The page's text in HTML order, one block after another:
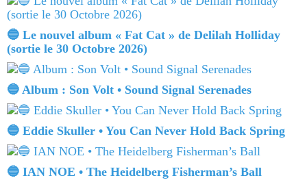
🔵 Le nouvel album « Fat Cat » de Delilah Holliday
(sortie le 30 Octobre 2026)
🔵 Album : Son Volt • Sound Signal Serenades
🔵 Eddie Skuller • You Can Never Hold Back Spring
🔵 IAN NOE • The Heidelberg Fisherman’s Ball